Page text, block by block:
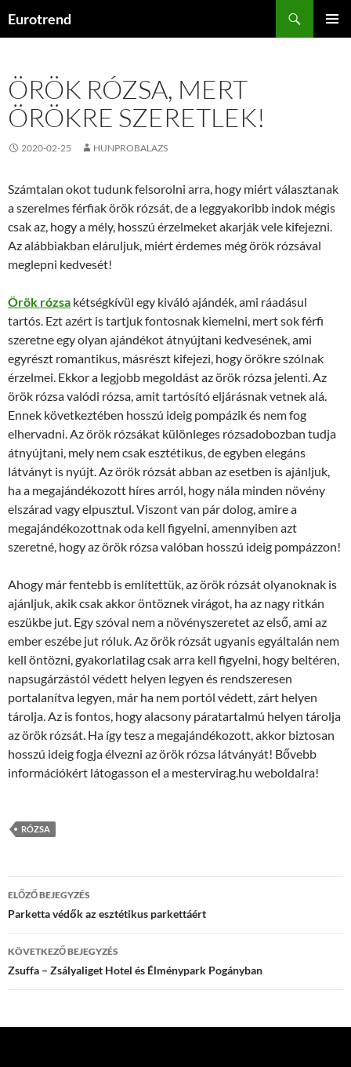
Eurotrend
ÖRÖK RÓZSA, MERT
ÖRÖKRE SZERETLEK!
2020-02-25 HUNPROBALAZS
Számtalan okot tudunk felsorolni arra, hogy miért választanak
a szerelmes férfiak örök rózsát, de a leggyakoribb indok mégis
csak az, hogy a mély, hosszú érzelmeket akarják vele kifejezni.
Az alábbiakban eláruljuk, miért érdemes még örök rózsával
meglepni kedvesét!
Örök rózsa kétségkívül egy kiváló ajándék, ami ráadásul
tartós. Ezt azért is tartjuk fontosnak kiemelni, mert sok férfi
szeretne egy olyan ajándékot átnyújtani kedvesének, ami
egyrészt romantikus, másrészt kifejezi, hogy örökre szólnak
érzelmei. Ekkor a legjobb megoldást az örök rózsa jelenti. Az
örök rózsa valódi rózsa, amit tartósító eljárásnak vetnek alá.
Ennek következtében hosszú ideig pompázik és nem fog
elhervadni. Az örök rózsákat különleges rózsadobozban tudja
átnyújtani, mely nem csak esztétikus, de egyben elegáns
látványt is nyújt. Az örök rózsát abban az esetben is ajánljuk,
ha a megajándékozott híres arról, hogy nála minden növény
elszárad vagy elpusztul. Viszont van pár dolog, amire a
megajándékozottnak oda kell figyelni, amennyiben azt
szeretné, hogy az örök rózsa valóban hosszú ideig pompázzon!
Ahogy már fentebb is említettük, az örök rózsát olyanoknak is
ajánljuk, akik csak akkor öntöznek virágot, ha az nagy ritkán
eszükbe jut. Egy szóval nem a növényszeretet az első, ami az
ember eszébe jut róluk. Az örök rózsát ugyanis egyáltalán nem
kell öntözni, gyakorlatilag csak arra kell figyelni, hogy beltéren,
napsugárzástól védett helyen legyen és rendszeresen
portalanítva legyen, már ha nem portól védett, zárt helyen
tárolja. Az is fontos, hogy alacsony páratartalmú helyen tárolja
az örök rózsát. Ha így tesz a megajándékozott, akkor biztosan
hosszú ideig fogja élvezni az örök rózsa látványát! Bővebb
információkért látogasson el a mestervirag.hu weboldalra!
RÓZSA
Bejegyzés
navigáció
ELŐZŐ BEJEGYZÉS
Parketta védők az esztétikus parkettáért
KÖVETKEZŐ BEJEGYZÉS
Zsuffa – Zsályaliget Hotel és Élménypark Pogányban